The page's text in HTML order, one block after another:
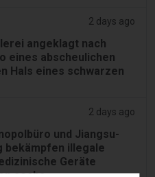
2 days ago
angeklagt nach
eines abscheulichen
Hals eines schwarzen
2 days ago
und Jiangsu-
illegale
Geräte